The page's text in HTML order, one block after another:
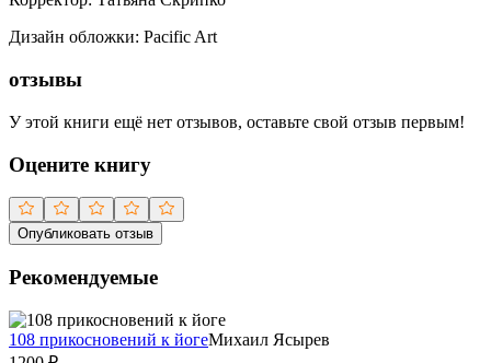
Дизайн обложки: Pacific Art
отзывы
У этой книги ещё нет отзывов, оставьте свой отзыв первым!
Оцените книгу
Опубликовать отзыв
Рекомендуемые
108 прикосновений к йогеМихаил Ясырев